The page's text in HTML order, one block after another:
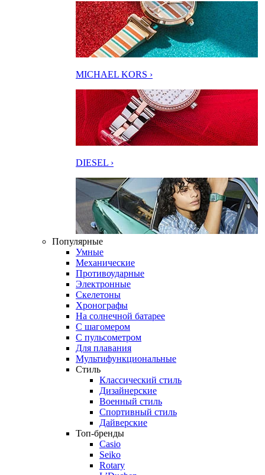
MICHAEL KORS ›
DIESEL ›
Популярные
Умные
Механические
Противоударные
Электронные
Скелетоны
Хронографы
На солнечной батарее
С шагомером
С пульсометром
Для плавания
Мультифункциональные
Стиль
Классический стиль
Дизайнерские
Военный стиль
Спортивный стиль
Дайверские
Топ-бренды
Casio
Seiko
Rotary